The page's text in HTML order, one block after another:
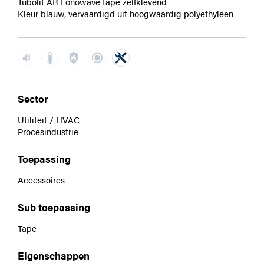
Kleur blauw, vervaardigd uit hoogwaardig polyethyleen
Sector
Utiliteit / HVAC
Procesindustrie
Toepassing
Accessoires
Sub toepassing
Tape
Eigenschappen